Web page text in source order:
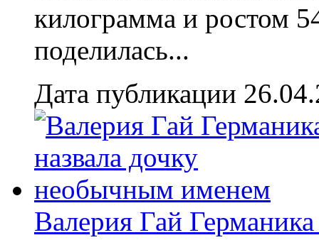
килограмма и ростом
поделилась...
Дата публикации
Валерия Гай